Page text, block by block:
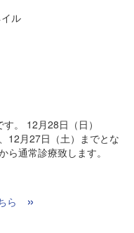
す。 12月28日（日）
12月27日（土）までとな
ら通常診療致します。
ら »